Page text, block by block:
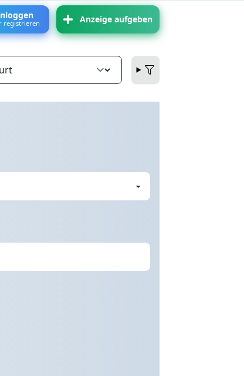
registrieren Anzeige aufgeben